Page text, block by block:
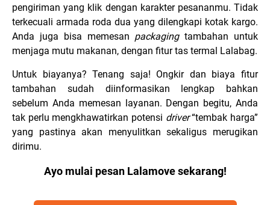
pengiriman yang klik dengan karakter pesananmu. Tidak
terkecuali armada roda dua yang dilengkapi kotak kargo.
Anda juga bisa memesan packagingtambahan untuk
menjaga mutu makanan, dengan fitur tas termal Lalabag.
Untuk biayanya? Tenang saja! Ongkir dan biaya fitur
tambahan sudah diinformasikan lengkap bahkan
sebelum Anda memesan layanan. Dengan begitu, Anda
tak perlu mengkhawatirkan potensi driver“tembak harga”
yang pastinya akan menyulitkan sekaligus merugikan
dirimu.
Ayo mulai pesan Lalamove sekarang!